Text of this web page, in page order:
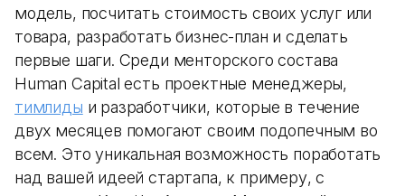
модель, посчитать стоимость своих услуг или
товара, разработать бизнес-план и сделать
первые шаги. Среди менторского состава
Human Capital есть проектные менеджеры,
тимлиды и разработчики, которые в течение
двух месяцев помогают своим подопечным во
всем. Это уникальная возможность поработать
над вашей идеей стартапа, к примеру, с